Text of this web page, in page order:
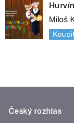
Miloš
Český rozhlas